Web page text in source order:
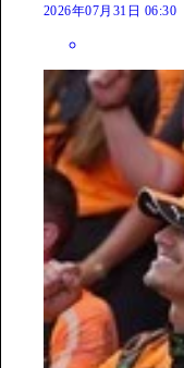
2026年07月31日 06:30